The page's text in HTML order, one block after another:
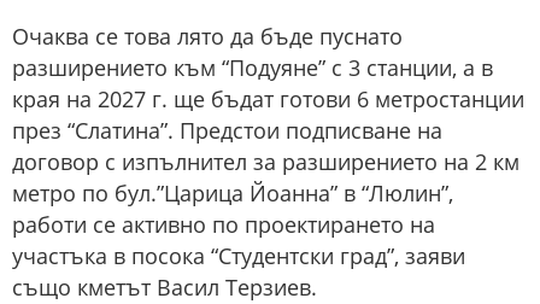
Очаква се това лято да бъде пуснато
разширението към “Подуяне” с 3 станции, а в
края на 2027 г. ще бъдат готови 6 метростанции
през “Слатина”. Предстои подписване на
договор с изпълнител за разширението на 2 км
метро по бул.”Царица Йоанна” в “Люлин”,
работи се активно по проектирането на
участъка в посока “Студентски град”, заяви
също кметът Васил Терзиев.